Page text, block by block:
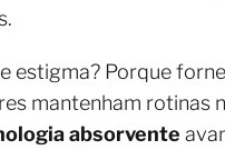
estigma? Porque
mantenham rotinas
absorvente